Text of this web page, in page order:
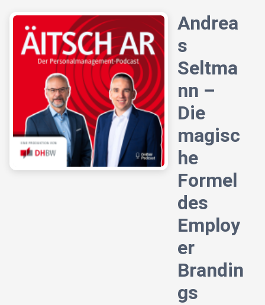
Andrea
s
Seltma
nn –
Die
magisc
he
Formel
des
Employ
er
Brandin
gs